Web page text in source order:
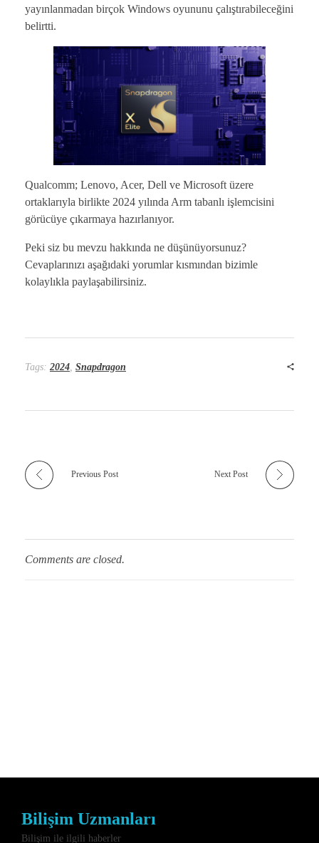
yayınlanmadan birçok Windows oyununu çalıştırabileceğini
belirtti.
Qualcomm; Lenovo, Acer, Dell ve Microsoft üzere
ortaklarıyla birlikte 2024 yılında Arm tabanlı işlemcisini
görücüye çıkarmaya hazırlanıyor.
Peki siz bu mevzu hakkında ne düşünüyorsunuz?
Cevaplarınızı aşağıdaki yorumlar kısmından bizimle
kolaylıkla paylaşabilirsiniz.
Tags: 2024, Snapdragon
Previous Post Next Post
Comments are closed.
Bilişim Uzmanları
Bilişim ile ilgili haberler